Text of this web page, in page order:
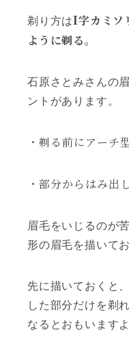
剃り方はI字カミソ
ように剃る。
石原さとみさんの
ントがあります。
・ 剃る前にアーチ
・部分からはみ出
眉毛をいじるのが
形の眉毛を描いて
先に描いておくと
した部分だけを剃
なるとおもいますよ